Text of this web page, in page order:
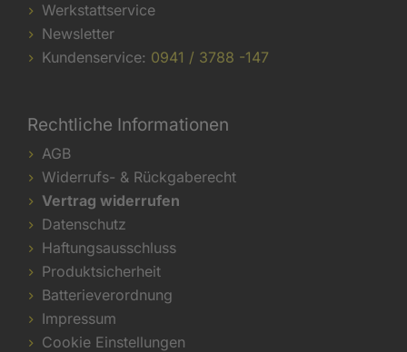
Werkstattservice
Newsletter
Kundenservice: 0941 / 3788 -147
Rechtliche Informationen
AGB
Widerrufs- & Rückgaberecht
Vertrag widerrufen
Datenschutz
Haftungsausschluss
Produktsicherheit
Batterieverordnung
Impressum
Cookie Einstellungen